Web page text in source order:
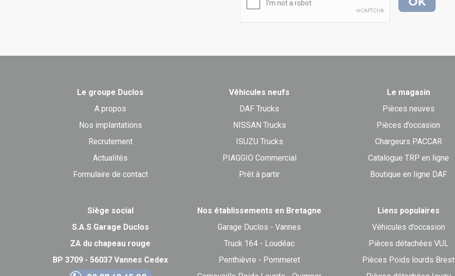
Le groupe Duclos
A propos
Nos implantations
Recrutement
Actualités
Formulaire de contact
Véhicules neufs
DAF Trucks
NISSAN Trucks
ISUZU Trucks
PIAGGIO Commercial
Prêt à partir
Le magasin
Pièces neuves
Pièces d’occasion
Chargeurs PACCAR
Catalogue TRP en ligne
Boutique en ligne DAF
Siège social
S.A.S Garage Duclos
ZA du chapeau rouge
BP 3709 - 56037 Vannes Cedex
Nos établissements en Bretagne
Garage Duclos - Vannes
Truck 164 - Loudéac
Penthièvre - Pommeret
Liens populaires
Véhicules d’occasion
Pièces détachées VUL
Pièces Poids lourds Brest